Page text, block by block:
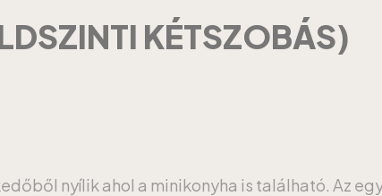
KÉTSZOBÁS)
nyílik ahol a minikonyha is található. Az